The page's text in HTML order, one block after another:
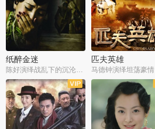
纸醉金迷 匹夫英雄
马德钟演绎坦荡豪情
全40集
全33集